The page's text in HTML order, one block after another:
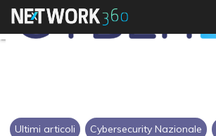
Ultimi articoli Cybersecurity Nazionale